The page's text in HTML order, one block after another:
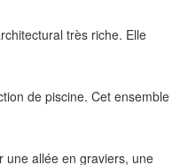
très riche. Elle
de piscine. Cet ensemble
une allée en graviers, une